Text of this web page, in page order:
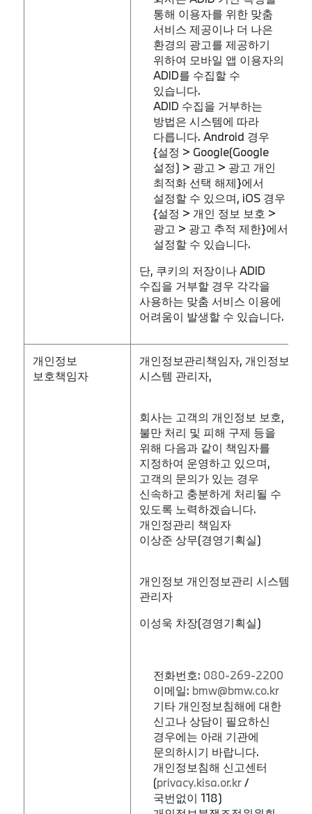
통해 이용자를 위한 맞춤
서비스 제공이나 더 나은
환경의 광고를 제공하기
위하여 모바일 앱 이용자의
ADID를 수집할 수
있습니다.
ADID 수집을 거부하는
방법은 시스템에 따라
다릅니다. Android 경우
{설정 > Google(Google
설정) > 광고 > 광고 개인
최적화 선택 해제}에서
설정할 수 있으며, iOS 경우
{설정 > 개인 정보 보호 >
광고 > 광고 추적 제한}에서
설정할 수 있습니다.
단, 쿠키의 저장이나 ADID
수집을 거부할 경우 각각을
사용하는 맞춤 서비스 이용에
어려움이 발생할 수 있습니다.
개인정보
보호책임자
개인정보관리책임자, 개인정보
시스템 관리자,
회사는 고객의 개인정보 보호,
불만 처리 및 피해 구제 등을
위해 다음과 같이 책임자를
지정하여 운영하고 있으며,
고객의 문의가 있는 경우
신속하고 충분하게 처리될 수
있도록 노력하겠습니다.
개인정관리 책임자
이상준 상무(경영기획실)
개인정보 개인정보관리 시스템
관리자
이성욱 차장(경영기획실)
전화번호: 080-269-2200
이메일: bmw@bmw.co.kr
기타 개인정보침해에 대한
신고나 상담이 필요하신
경우에는 아래 기관에
문의하시기 바랍니다.
개인정보침해 신고센터
(privacy.kisa.or.kr/
국번없이 118)